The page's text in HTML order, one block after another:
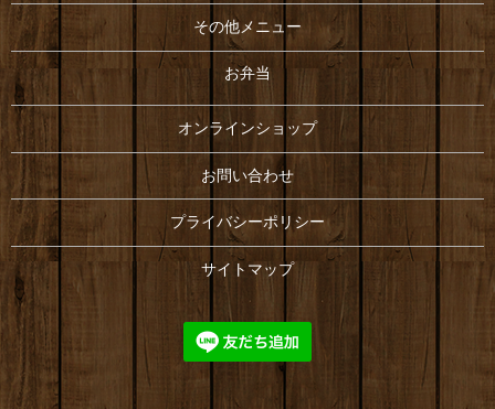
その他メニュー
お弁当
オンラインショップ
お問い合わせ
プライバシーポリシー
サイトマップ